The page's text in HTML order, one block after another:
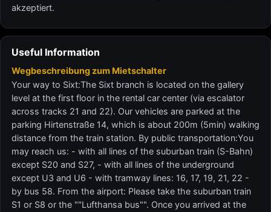
akzeptiert.
Useful Information
Wegbeschreibung zum Mietschalter
Your way to Sixt:The Sixt branch is located on the gallery
level at the first floor in the rental car center (via escalator
across tracks 21 and 22). Our vehicles are parked at the
parking Hirtenstraße 14, which is about 200m (5min) walking
distance from the train station. By public transportation:You
may reach us: - with all lines of the suburban train (S-Bahn)
except S20 and S27, - with all lines of the underground
except U3 and U6 - with tramway lines: 16, 17, 19, 21, 22 -
by bus 58. From the airport: Please take the suburban train
S1 or S8 or the ""Lufthansa bus"". Once you arrived at the